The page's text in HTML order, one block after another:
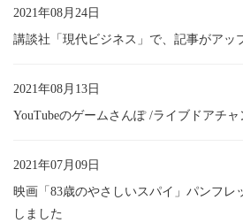
2021年08月24日
講談社「現代ビジネス」で、記事がアッ
2021年08月13日
YouTubeのゲームさんぽ /ライブドアチャ
2021年07月09日
映画「83歳のやさしいスパイ」パンフレ
しました